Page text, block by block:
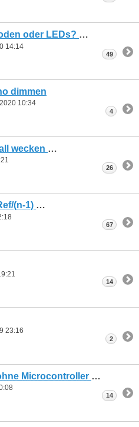
GPIO-Schutz mit simplen Dioden oder LEDs?
14:14
49
dimmen
10:34
4
Mikrocontroller mit Ultraschall wecken
26
Ein ADC Schritt Ref/n oder Ref/(n-1)
67
14
23:16
2
Microcontroller
14